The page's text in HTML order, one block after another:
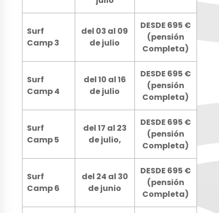
Surf
Camp 3
del 03 al 09
de julio
DESDE 695 €
(pensión
Completa)
Surf
Camp 4
del 10 al 16
de julio
DESDE 695 €
(pensión
Completa)
Surf
Camp 5
del 17 al 23
de julio,
DESDE 695 €
(pensión
Completa)
Surf
Camp 6
del 24 al 30
de junio
DESDE 695 €
(pensión
Completa)